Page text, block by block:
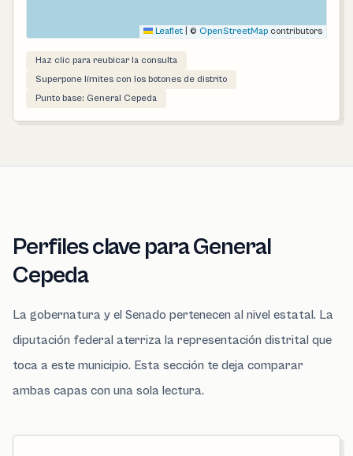
Leaflet © OpenStreetMap contributors
Haz clic para reubicar la consulta
Superpone límites con los botones de distrito
Punto base: General Cepeda
Perfiles clave para General
Cepeda
La gobernatura y el Senado pertenecen al nivel estatal. La
diputación federal aterriza la representación distrital que
toca a este municipio. Esta sección te deja comparar
ambas capas con una sola lectura.